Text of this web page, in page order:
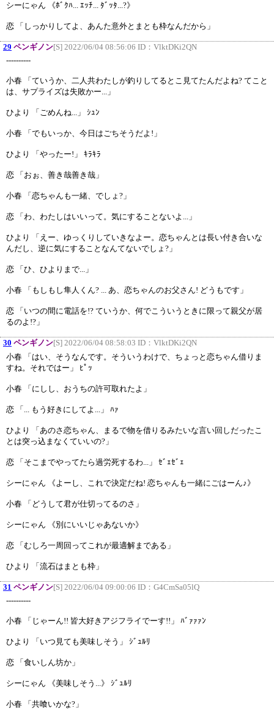
シーにゃん 《ﾎﾞｸﾊ... ｴｯﾁ... ﾀﾞｯﾀ...?》
恋 「しっかりしてよ、あんた意外とまとも枠なんだから」
29 ペンギノン[S] 2022/06/04 08:56:06 ID： VlktDKi2QN
----------
小春 「ていうか、二人共わたしが釣りしてるとこ見てたんだよね? てこと
は、サプライズは失敗かー...」
ひより 「ごめんね...」 ｼｭﾝ
小春 「でもいっか、今日はごちそうだよ!」
ひより 「やったー!」 ｷﾗｷﾗ
恋 「おぉ、善き哉善き哉」
小春 「恋ちゃんも一緒、でしょ?」
恋 「わ、わたしはいいって。気にすることないよ...」
ひより 「えー、ゆっくりしていきなよー。恋ちゃんとは長い付き合いな
んだし、逆に気にすることなんてないでしょ?」
恋 「ひ、ひよりまで...」
小春 「もしもし隼人くん? ... あ、恋ちゃんのお父さん! どうもです」
恋 「いつの間に電話を!? ていうか、何でこういうときに限って親父が居
るのよ!?」
30 ペンギノン[S] 2022/06/04 08:58:03 ID： VlktDKi2QN
小春 「はい、そうなんです。そういうわけで、ちょっと恋ちゃん借りま
すね。それではー」 ﾋﾟｯ
小春 「にしし、おうちの許可取れたよ」
恋 「... もう好きにしてよ...」 ﾊｧ
ひより 「あのさ恋ちゃん、まるで物を借りるみたいな言い回しだったこ
とは突っ込まなくていいの?」
恋 「そこまでやってたら過労死するわ...」 ｾﾞｪｾﾞｪ
シーにゃん 《よーし、これで決定だね! 恋ちゃんも一緒にごはーん♪》
小春 「どうして君が仕切ってるのさ」
シーにゃん 《別にいいじゃあないか》
恋 「むしろ一周回ってこれが最適解まである」
ひより 「流石はまとも枠」
31 ペンギノン[S] 2022/06/04 09:00:06 ID： G4CmSa05lQ
----------
小春 「じゃーん!! 皆大好きアジフライでーす!!」 ﾊﾞｧｧｧﾝ
ひより 「いつ見ても美味しそう」 ｼﾞｭﾙﾘ
恋 「食いしん坊か」
シーにゃん 《美味しそう...》 ｼﾞｭﾙﾘ
小春 「共喰いかな?」